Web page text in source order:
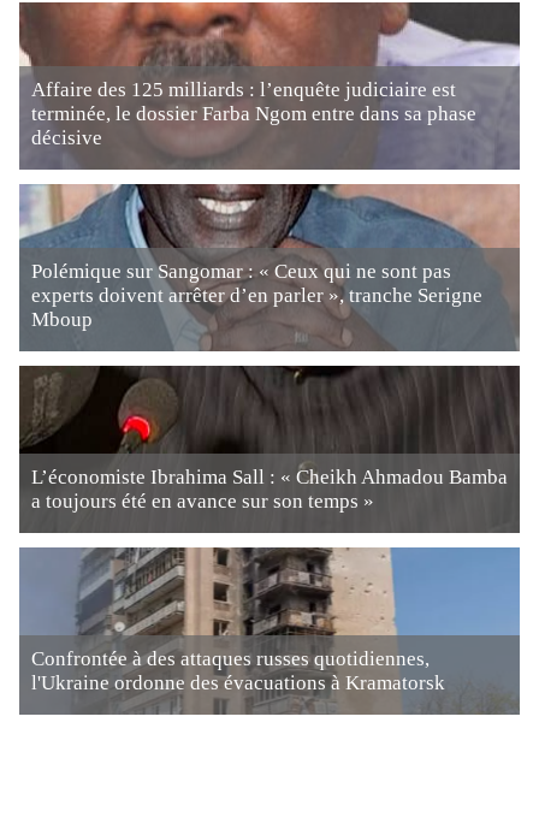
Affaire des 125 milliards : l’enquête judiciaire est
terminée, le dossier Farba Ngom entre dans sa phase
décisive
Polémique sur Sangomar : « Ceux qui ne sont pas
experts doivent arrêter d’en parler », tranche Serigne
Mboup
L’économiste Ibrahima Sall : « Cheikh Ahmadou Bamba
a toujours été en avance sur son temps »
Confrontée à des attaques russes quotidiennes,
l'Ukraine ordonne des évacuations à Kramatorsk